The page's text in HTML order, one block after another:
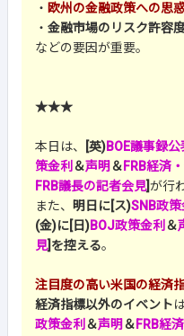
・ 欧州の金融政策への思
・ 金融市場のリスク許容
などの要因が重要。
★★★
本日は、 [英)BOE議事録
策金利 ＆声明 ＆ FRB経済
FRB議長の記者会見]が行
また、 明日に[ス)SNB政策
(金)に[日)BOJ政策金利 ＆
見]を控える。
注目度の高い米国の経済
経済指標以外のイベント
政策金利 ＆声明 ＆ FRB経